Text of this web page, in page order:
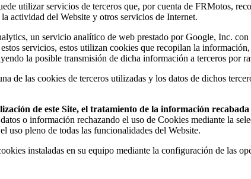
utilizar servicios de terceros que, por cuenta de FRMotos,
actividad del Website y otros servicios de Internet.
un servicio analítico de web prestado por Google, Inc.
servicios, estos utilizan cookies que recopilan la
la posible transmisión de dicha información a terceros por
de las cookies de terceros utilizadas y los datos de dichos
de este Site, el tratamiento de la información
o información rechazando el uso de Cookies mediante la
uso pleno de todas las funcionalidades del Website.
instaladas en su equipo mediante la configuración de las